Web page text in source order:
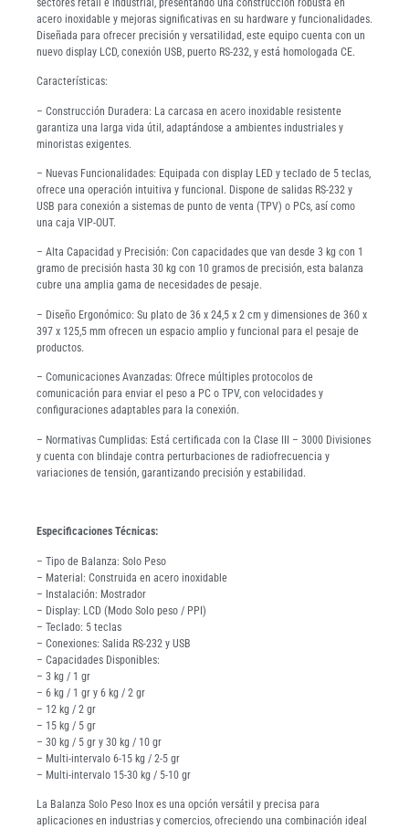
acero inoxidable y mejoras significativas en su hardware y funcionalidades.
Diseñada para ofrecer precisión y versatilidad, este equipo cuenta con un
nuevo display LCD, conexión USB, puerto RS-232, y está homologada CE.
Características:
– Construcción Duradera: La carcasa en acero inoxidable resistente
garantiza una larga vida útil, adaptándose a ambientes industriales y
minoristas exigentes.
– Nuevas Funcionalidades: Equipada con display LED y teclado de 5 teclas,
ofrece una operación intuitiva y funcional. Dispone de salidas RS-232 y
USB para conexión a sistemas de punto de venta (TPV) o PCs, así como
una caja VIP-OUT.
– Alta Capacidad y Precisión: Con capacidades que van desde 3 kg con 1
gramo de precisión hasta 30 kg con 10 gramos de precisión, esta balanza
cubre una amplia gama de necesidades de pesaje.
– Diseño Ergonómico: Su plato de 36 x 24,5 x 2 cm y dimensiones de 360 x
397 x 125,5 mm ofrecen un espacio amplio y funcional para el pesaje de
productos.
– Comunicaciones Avanzadas: Ofrece múltiples protocolos de
comunicación para enviar el peso a PC o TPV, con velocidades y
configuraciones adaptables para la conexión.
– Normativas Cumplidas: Está certificada con la Clase III – 3000 Divisiones
y cuenta con blindaje contra perturbaciones de radiofrecuencia y
variaciones de tensión, garantizando precisión y estabilidad.
Especificaciones Técnicas:
– Tipo de Balanza: Solo Peso
– Material: Construida en acero inoxidable
– Instalación: Mostrador
– Display: LCD (Modo Solo peso / PPI)
– Teclado: 5 teclas
– Conexiones: Salida RS-232 y USB
– Capacidades Disponibles:
– 3 kg / 1 gr
– 6 kg / 1 gr y 6 kg / 2 gr
– 12 kg / 2 gr
– 15 kg / 5 gr
– 30 kg / 5 gr y 30 kg / 10 gr
– Multi-intervalo 6-15 kg / 2-5 gr
– Multi-intervalo 15-30 kg / 5-10 gr
La Balanza Solo Peso Inox es una opción versátil y precisa para
aplicaciones en industrias y comercios, ofreciendo una combinación ideal